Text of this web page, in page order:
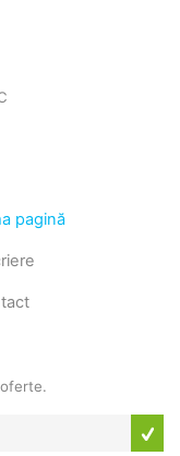
pagină